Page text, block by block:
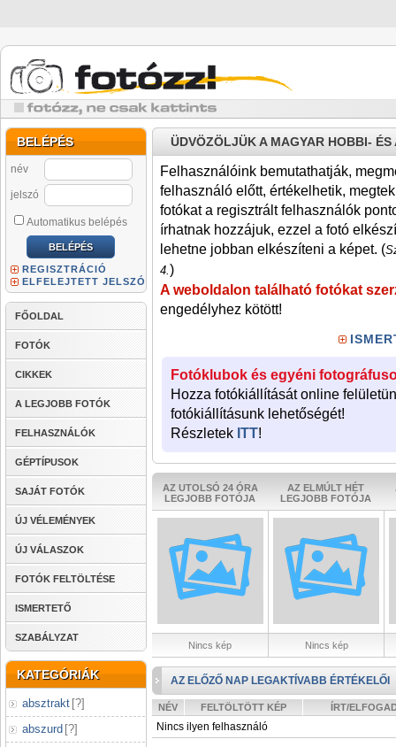
BELÉPÉS
név
jelszó
Automatikus belépés
REGISZTRÁCIÓ
ELFELEJTETT JELSZÓ
FŐOLDAL
FOTÓK
CIKKEK
A LEGJOBB FOTÓK
FELHASZNÁLÓK
GÉPTÍPUSOK
SAJÁT FOTÓK
ÚJ VÉLEMÉNYEK
ÚJ VÁLASZOK
FOTÓK FELTÖLTÉSE
ISMERTETŐ
SZABÁLYZAT
KATEGÓRIÁK
absztrakt [?]
abszurd [?]
ÜDVÖZÖLJÜK A MAGYAR HOBBI-
Felhasználóink bemutathatják,
felhasználó előtt, értékelhetik,
fotókat a regisztrált felhasználók
írhatnak hozzájuk, ezzel a fotó
lehetne jobban elkészíteni a képet. (
4.)
A weboldalon található fotókat
engedélyhez kötött!
Fotóklubok és egyéni
Hozza fotókiállítását online
fotókiállításunk lehetőségét!
Részletek ITT!
AZ UTOLSÓ 24 ÓRA
LEGJOBB FOTÓJA
AZ ELMÚLT HÉT
LEGJOBB FOTÓJA
Nincs kép Nincs kép
AZ ELŐZŐ NAP LEGAKTÍVABB ÉRTÉKELŐI
NÉV FELTÖLTÖTT KÉP ÍRT/
Nincs ilyen felhasználó